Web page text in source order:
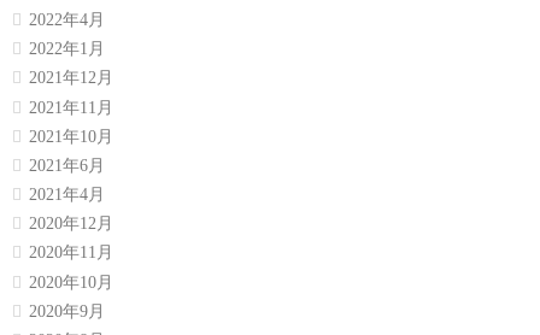
2022年4月
2022年1月
2021年12月
2021年11月
2021年10月
2021年6月
2021年4月
2020年12月
2020年11月
2020年10月
2020年9月